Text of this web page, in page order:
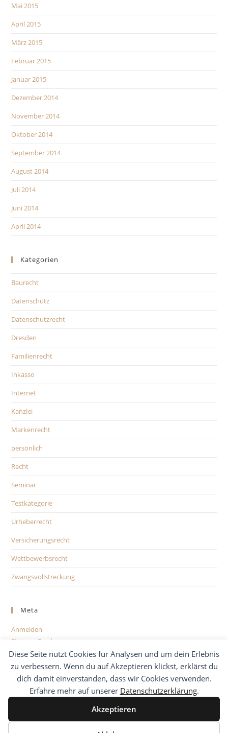
Diese Seite nutzt Cookies für Analysen und um dein Erlebnis
zu verbessern. Wenn du auf Akzeptieren klickst, erklärst du
dich damit einverstanden, dass wir Cookies verwenden.
Erfahre mehr auf unserer Datenschutzerklärung.
Akzeptieren
Mai 2015
April 2015
März 2015
Februar 2015
Januar 2015
Dezember 2014
November 2014
Oktober 2014
September 2014
August 2014
Juli 2014
Juni 2014
April 2014
Kategorien
Baurecht
Datenschutz
Datenschutzrecht
Dresden
Familienrecht
Inkasso
Internet
Kanzlei
Markenrecht
persönlich
Recht
Seminar
Testkategorie
Urheberrecht
Versicherungsrecht
Wettbewerbsrecht
Zwangsvollstreckung
Meta
Anmelden
Eintrags-Feed
Kommentar-Feed
WordPress.org